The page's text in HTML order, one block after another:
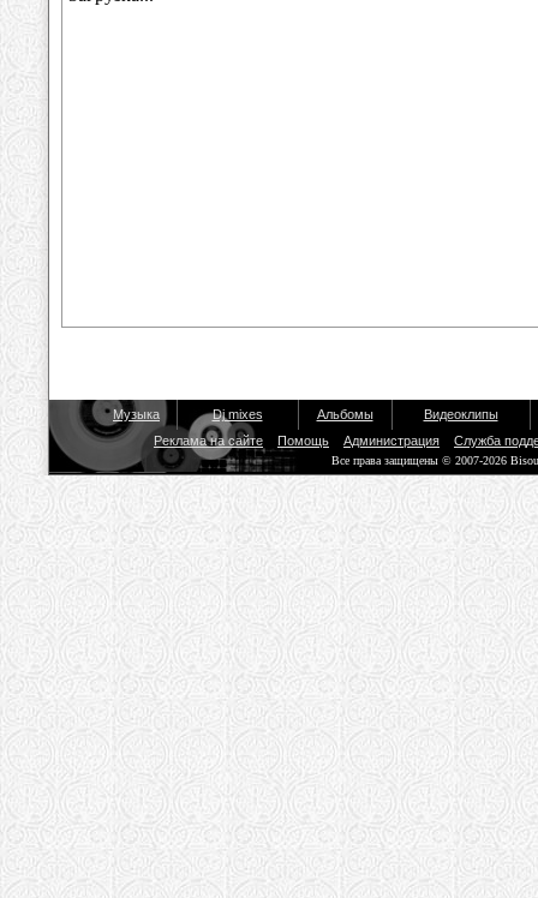
Музыка Dj mixes Альбомы
Видеоклипы
Реклама на сайте
Помощь Администрация Служба
Все права защищены © 2007-2026